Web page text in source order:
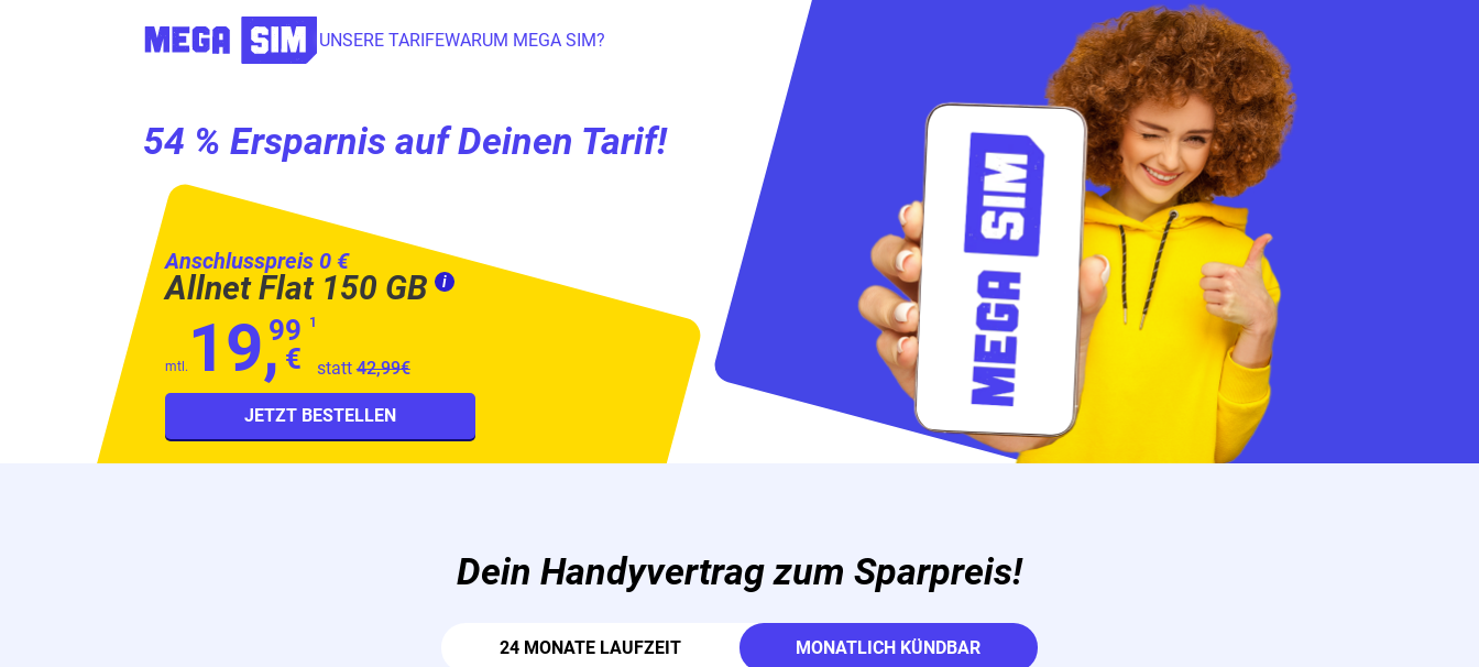
UNSERE TARIFEWARUM MEGA SIM?
54 % Ersparnis auf Deinen Tarif!
Anschlusspreis 0 €
Allnet Flat 150 GB i
mtl. 19,99
€
1
statt42,99€
JETZT BESTELLEN
Dein Handyvertrag zum Sparpreis!
24 MONATE LAUFZEIT MONATLICH KÜNDBAR